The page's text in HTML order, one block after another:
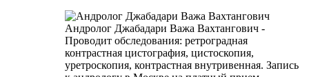
Андролог Джабадари Важа Вахтангович -
Проводит обследования: ретроградная
контрастная цистография, цистоскопия,
уретроскопия, контрастная внутривенная. Запись